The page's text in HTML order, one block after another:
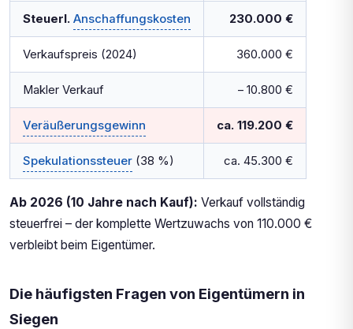
Steuerl. Anschaffungskosten 230.000 €
Verkaufspreis (2024) 360.000 €
Makler Verkauf – 10.800 €
Veräußerungsgewinn ca. 119.200 €
Spekulationssteuer (38 %) ca. 45.300 €
Ab 2026 (10 Jahre nach Kauf): Verkauf vollständig
steuerfrei – der komplette Wertzuwachs von 110.000 €
verbleibt beim Eigentümer.
Die häufigsten Fragen von Eigentümern in
Siegen